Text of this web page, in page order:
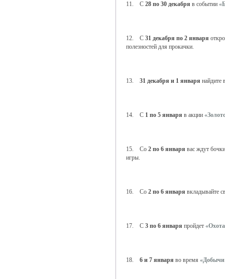
11. С 28 по 30 декабря в событии
12. С 31 декабря по 2 января
полезностей для прокачки.
13. 31 декабря и 1 января найдите
14. С 1 по 5 января в акции
15. Со 2 по 6 января вас ждут
игры.
16. Со 2 по 6 января вкладывайте
17. С 3 по 6 января пройдет
18. 6 и 7 января во время «Добычи